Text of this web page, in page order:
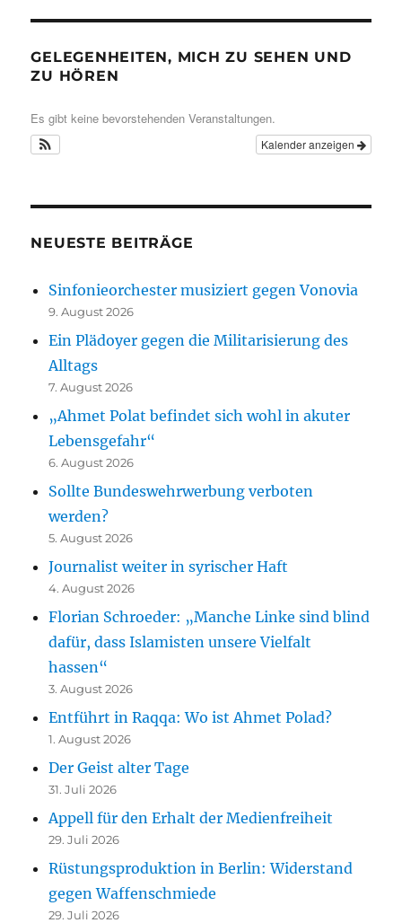
GELEGENHEITEN, MICH ZU SEHEN UND
ZU HÖREN
Es gibt keine bevorstehenden Veranstaltungen.
Kalender anzeigen
NEUESTE BEITRÄGE
Sinfonieorchester musiziert gegen Vonovia
9. August 2026
Ein Plädoyer gegen die Militarisierung des
Alltags
7. August 2026
„Ahmet Polat befindet sich wohl in akuter
Lebensgefahr“
6. August 2026
Sollte Bundeswehrwerbung verboten
werden?
5. August 2026
Journalist weiter in syrischer Haft
4. August 2026
Florian Schroeder: „Manche Linke sind blind
dafür, dass Islamisten unsere Vielfalt
hassen“
3. August 2026
Entführt in Raqqa: Wo ist Ahmet Polad?
1. August 2026
Der Geist alter Tage
31. Juli 2026
Appell für den Erhalt der Medienfreiheit
29. Juli 2026
Rüstungsproduktion in Berlin: Widerstand
gegen Waffenschmiede
29. Juli 2026